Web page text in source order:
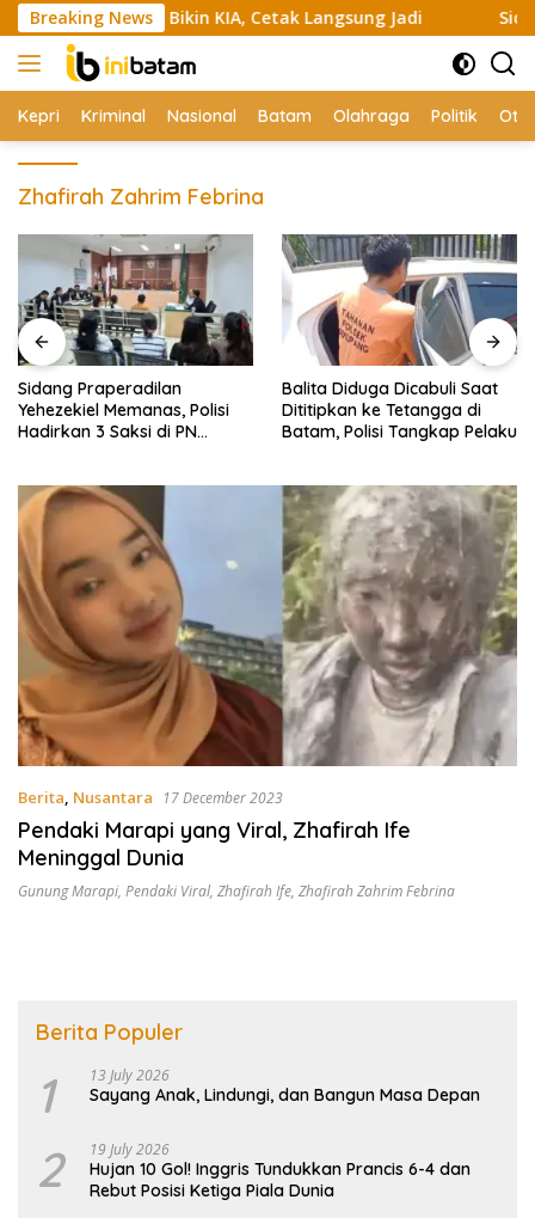
Skip
to
content
Breaking News
420 Anak Bikin KIA, Cetak Langsung Jadi Sidang
Kepri Kriminal Nasional Batam Olahraga Politik
Zhafirah Zahrim Febrina
Sidang Praperadilan
Yehezekiel Memanas, Polisi
Hadirkan 3 Saksi di PN
Balita Diduga Dicabuli Saat
Dititipkan ke Tetangga di
Batam, Polisi Tangkap Pelaku
Berita, Nusantara 17 December 2023
Pendaki Marapi yang Viral, Zhafirah Ife
Meninggal Dunia
Gunung Marapi, Pendaki Viral, Zhafirah Ife, Zhafirah Zahrim Febrina
Berita Populer
1 13 July 2026
Sayang Anak, Lindungi, dan Bangun Masa Depan
2 19 July 2026
Hujan 10 Gol! Inggris Tundukkan Prancis 6-4 dan
Rebut Posisi Ketiga Piala Dunia